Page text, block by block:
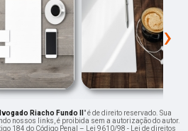
›
Riacho Fundo II " é de direito reservado. Sua
nossos links, é proibida sem a autorização do autor.
184 do Código Penal – Lei 9610/98 - Lei de direitos